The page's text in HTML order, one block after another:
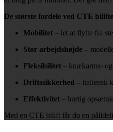
De største fordele ved CTE
Mobilitet – let at flytte fra
Stor arbejdshøjde –
Fleksibilitet – knækarms-
Driftssikkerhed – italiensk
Effektivitet – hurtig
Med en CTE bilift får du en